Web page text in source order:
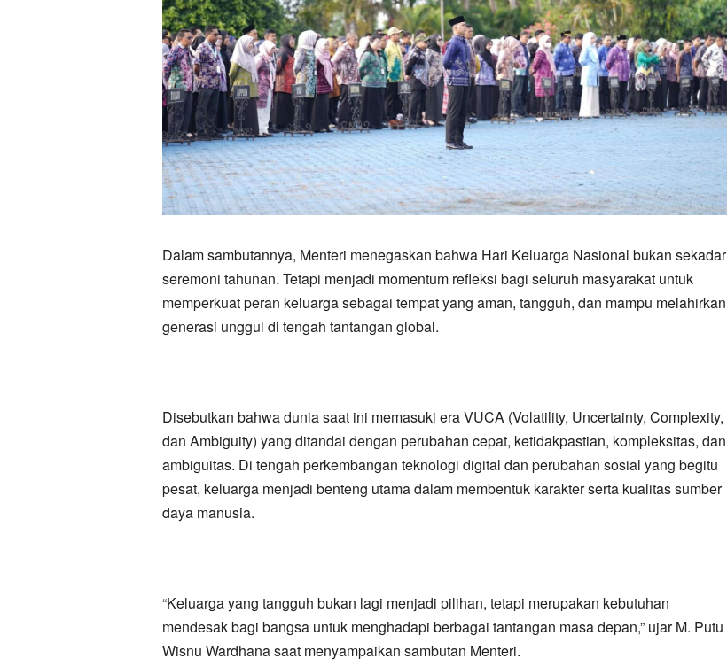
Dalam sambutannya, Menteri menegaskan bahwa Hari Keluarga Nasional bukan sekadar
seremoni tahunan. Tetapi menjadi momentum refleksi bagi seluruh masyarakat untuk
memperkuat peran keluarga sebagai tempat yang aman, tangguh, dan mampu melahirkan
generasi unggul di tengah tantangan global.
Disebutkan bahwa dunia saat ini memasuki era VUCA (Volatility, Uncertainty, Complexity,
dan Ambiguity) yang ditandai dengan perubahan cepat, ketidakpastian, kompleksitas, dan
ambiguitas. Di tengah perkembangan teknologi digital dan perubahan sosial yang begitu
pesat, keluarga menjadi benteng utama dalam membentuk karakter serta kualitas sumber
daya manusia.
“Keluarga yang tangguh bukan lagi menjadi pilihan, tetapi merupakan kebutuhan
mendesak bagi bangsa untuk menghadapi berbagai tantangan masa depan,” ujar M. Putu
Wisnu Wardhana saat menyampaikan sambutan Menteri.